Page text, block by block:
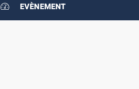
EVÈNEMENT